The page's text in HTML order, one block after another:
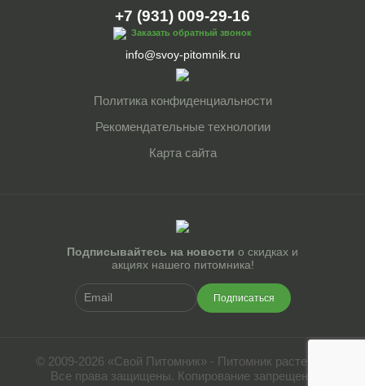
+7 (931) 009-29-16
Заказать обратный звонок
info@svoy-pitomnik.ru
Политика конфиденциальности
Рекомендательные технологии
Карта сайта
Подписывайтесь на новости о скидках и
акциях нашего питомника!
Подписаться
© 2009-2026 «Свой Питомник» - Питомник растений.
Все права защищены. Копирование запрещено